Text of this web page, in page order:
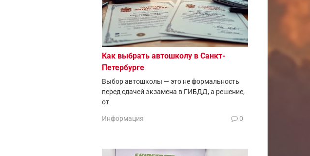
Как выбрать автошколу в Санкт-
Петербурге
Выбор автошколы — это не формальность
перед сдачей экзамена в ГИБДД, а решение,
от
Информация 0